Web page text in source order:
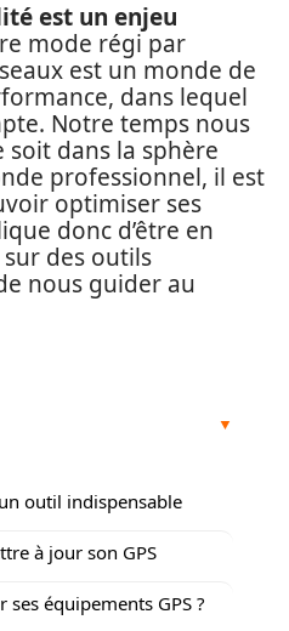
est un enjeu
mode régi par
est un monde de
dans lequel
Notre temps nous
soit dans la sphère
professionnel, il est
optimiser ses
donc d’être en
sur des outils
nous guider au
outil indispensable
à jour son GPS
équipements GPS ?